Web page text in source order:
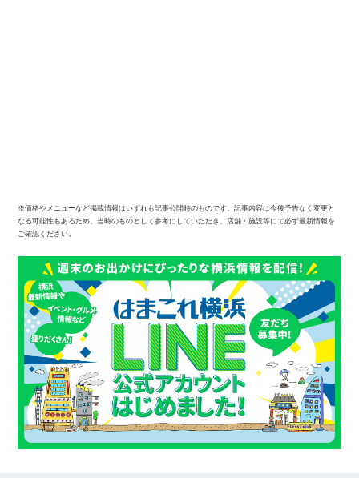
※価格やメニューなど掲載情報はいずれも記事公開時のものです。記事内容は今後予告なく変更と
なる可能性もあるため、当時のものとして参考にしていただき、店舗・施設等にて必ず最新情報を
ご確認ください。